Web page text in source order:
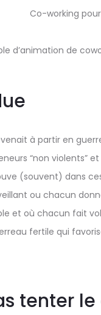
d’animation de
à partir en
“non violents”
(souvent) dans
ou chacun
et où chacun fait
fertile qui
tenter